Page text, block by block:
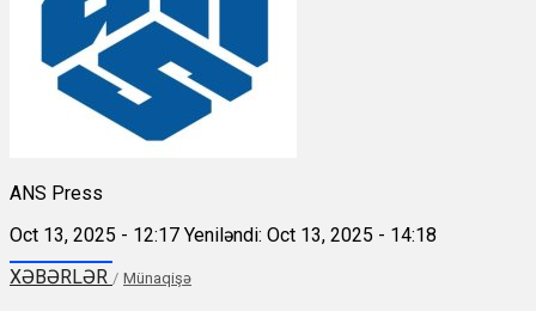
ANS Press
Oct 13, 2025 - 12:17 Yeniləndi: Oct 13, 2025 - 14:18
XƏBƏRLƏR / Münaqişə